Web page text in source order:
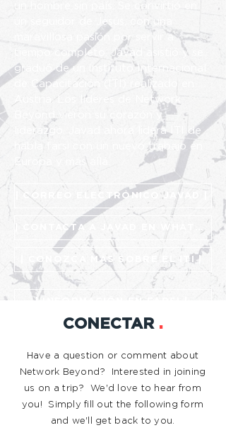
un hombre sin país. Se convirtió en
un seguidor de Jesús, con una
maravillosa pasión por servir a
tiempo completo. Javad asistió y se
graduó de un
Instituto Internacional
de Capacitación (ITI) realizado en
Austria. Los líderes de Network
Beyond vieron su corazón y
liderazgo. Javad ahora lidera ITI de
habla farsi con un nuevo trabajo en
Europa y más allá.
| CORREO ELECTRÓNICO JAVAD |
| CONOZCA MÁS SOBRE EL ITI |
| INFORMACIÓN EN FARSI |
CONECTAR .
Have a question or comment about
Network Beyond? Interested in joining
us on a trip? We'd love to hear from
you! Simply fill out the following form
and we'll get back to you.